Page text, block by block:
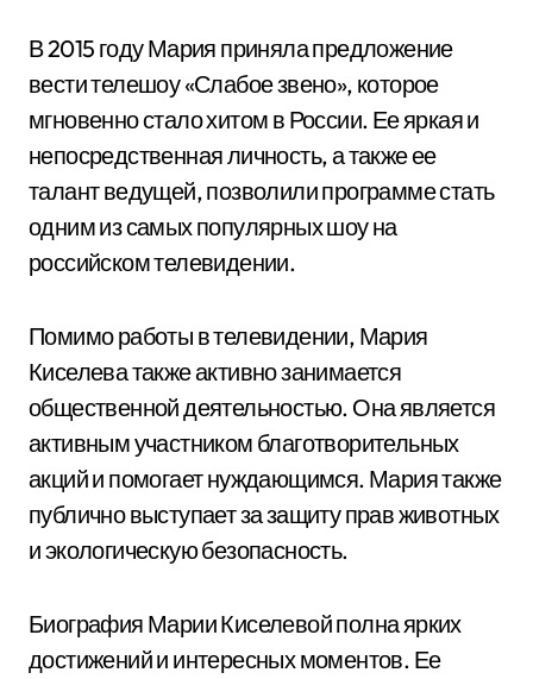
В 2015 году Мария приняла предложение
вести телешоу «Слабое звено», которое
мгновенно стало хитом в России. Ее яркая и
непосредственная личность, а также ее
талант ведущей, позволили программе стать
одним из самых популярных шоу на
российском телевидении.
Помимо работы в телевидении, Мария
Киселева также активно занимается
общественной деятельностью. Она является
активным участником благотворительных
акций и помогает нуждающимся. Мария также
публично выступает за защиту прав животных
и экологическую безопасность.
Биография Марии Киселевой полна ярких
достижений и интересных моментов. Ее